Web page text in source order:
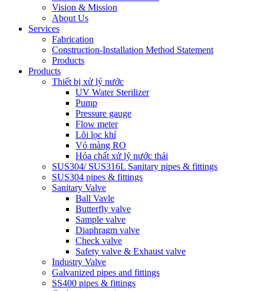
Vision & Mission
About Us
Services
Fabrication
Construction-Installation Method Statement
Products
Products
Thiết bị xử lý nước
UV Water Sterilizer
Pump
Pressure gauge
Flow meter
Lõi lọc khí
Vỏ màng RO
Hóa chất xử lý nước thải
SUS304/ SUS316L Sanitary pipes & fittings
SUS304 pipes & fittings
Sanitary Valve
Ball Vavle
Butterfly valve
Sample valve
Diaphragm valve
Check valve
Safety valve & Exhaust valve
Industry Valve
Galvanized pipes and fittings
SS400 pipes & fittings